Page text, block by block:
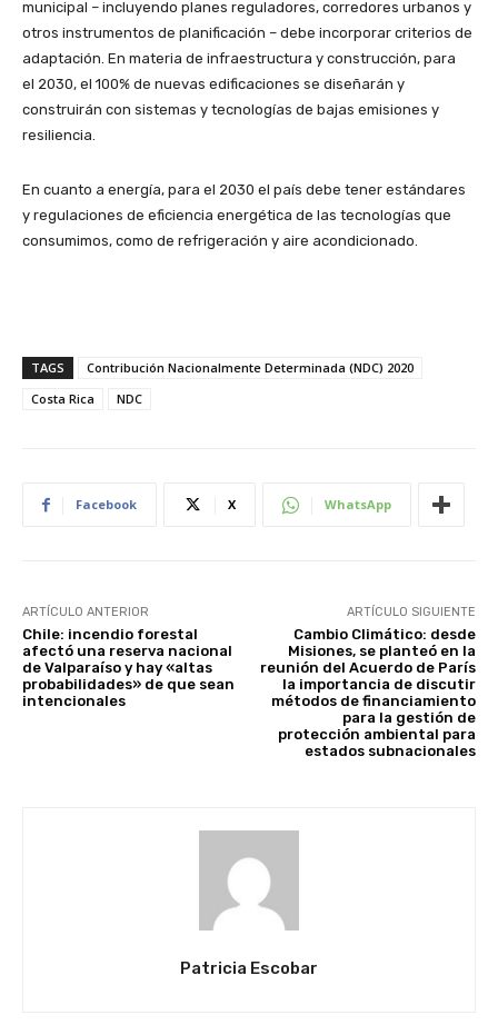
municipal – incluyendo planes reguladores, corredores urbanos y
otros instrumentos de planificación – debe incorporar criterios de
adaptación. En materia de infraestructura y construcción, para
el 2030, el 100% de nuevas edificaciones se diseñarán y
construirán con sistemas y tecnologías de bajas emisiones y
resiliencia.
En cuanto a energía, para el 2030 el país debe tener estándares
y regulaciones de eficiencia energética de las tecnologías que
consumimos, como de refrigeración y aire acondicionado.
TAGS
Contribución Nacionalmente Determinada (NDC) 2020
Costa Rica
NDC
Facebook X WhatsApp
ARTÍCULO ANTERIOR
Chile: incendio forestal
afectó una reserva nacional
de Valparaíso y hay «altas
probabilidades» de que sean
intencionales
ARTÍCULO SIGUIENTE
Cambio Climático: desde
Misiones, se planteó en la
reunión del Acuerdo de París
la importancia de discutir
métodos de financiamiento
para la gestión de
protección ambiental para
estados subnacionales
Patricia Escobar